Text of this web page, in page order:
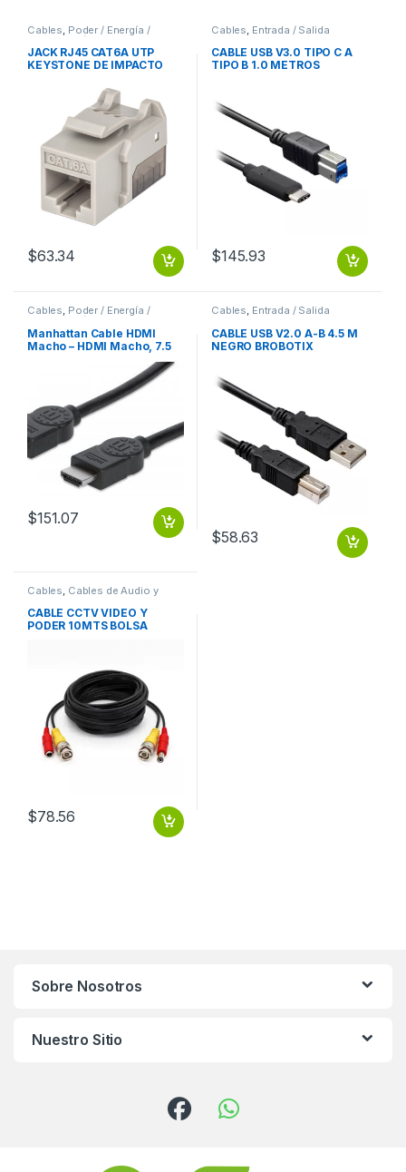
Cables Poder / Energía /
Alimentación
JACK RJ45 CAT6A UTP
KEYSTONE DE IMPACTO
$63.34
Cables Entrada / Salida
CABLE USB V3.0 TIPO C A
TIPO B 1.0 METROS
$145.93
Cables, Poder / Energía /
Alimentación
Manhattan Cable HDMI
Macho – HDMI Macho, 7.5
$151.07
Cables, Entrada / Salida
CABLE USB V2.0 A-B 4.5 M
NEGRO BROBOTIX
$58.63
Cables Cables de Audio y
CABLE CCTV VIDEO Y
PODER 10MTS BOLSA
$78.56
Sobre Nosotros
Nuestro Sitio